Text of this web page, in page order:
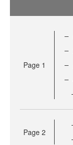
Page 1
Page 2